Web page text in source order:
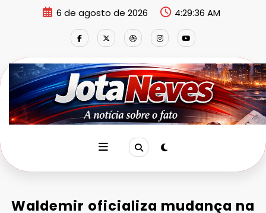
6 de agosto de 2026 4:29:37 AM
Waldemir oficializa mudança na